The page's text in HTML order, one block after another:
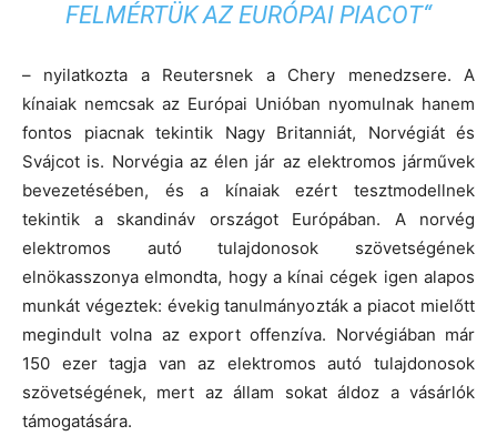
FELMÉRTÜK AZ EURÓPAI PIACOT“
– nyilatkozta a Reutersnek a Chery menedzsere. A
kínaiak nemcsak az Európai Unióban nyomulnak hanem
fontos piacnak tekintik Nagy Britanniát, Norvégiát és
Svájcot is. Norvégia az élen jár az elektromos járművek
bevezetésében, és a kínaiak ezért tesztmodellnek
tekintik a skandináv országot Európában. A norvég
elektromos autó tulajdonosok szövetségének
elnökasszonya elmondta, hogy a kínai cégek igen alapos
munkát végeztek: évekig tanulmányozták a piacot mielőtt
megindult volna az export offenzíva. Norvégiában már
150 ezer tagja van az elektromos autó tulajdonosok
szövetségének, mert az állam sokat áldoz a vásárlók
támogatására.